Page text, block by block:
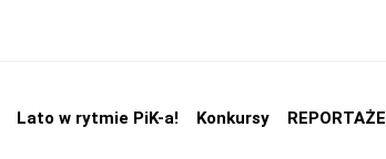
Lato w rytmie PiK-a! Konkursy REPORTAŻE